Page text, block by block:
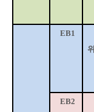
EB1
위
EB2